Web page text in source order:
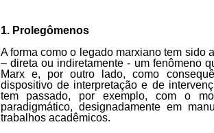
1. Prolegômenos
A forma como o legado marxiano tem sido
– direta ou indiretamente - um fenômeno
Marx e, por outro lado, como
dispositivo de interpretação e de
tem passado, por exemplo, com o
paradigmático, designadamente em
trabalhos acadêmicos.